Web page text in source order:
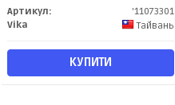
Артикул:
'11073301
Vika
Тайвань
КУПИТИ